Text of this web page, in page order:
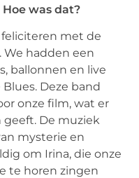
was dat?
feliciteren met de
We hadden een
ballonnen en live
Deze band
onze film, wat er
geeft. De muziek
mysterie en
om Irina, die onze
te horen zingen